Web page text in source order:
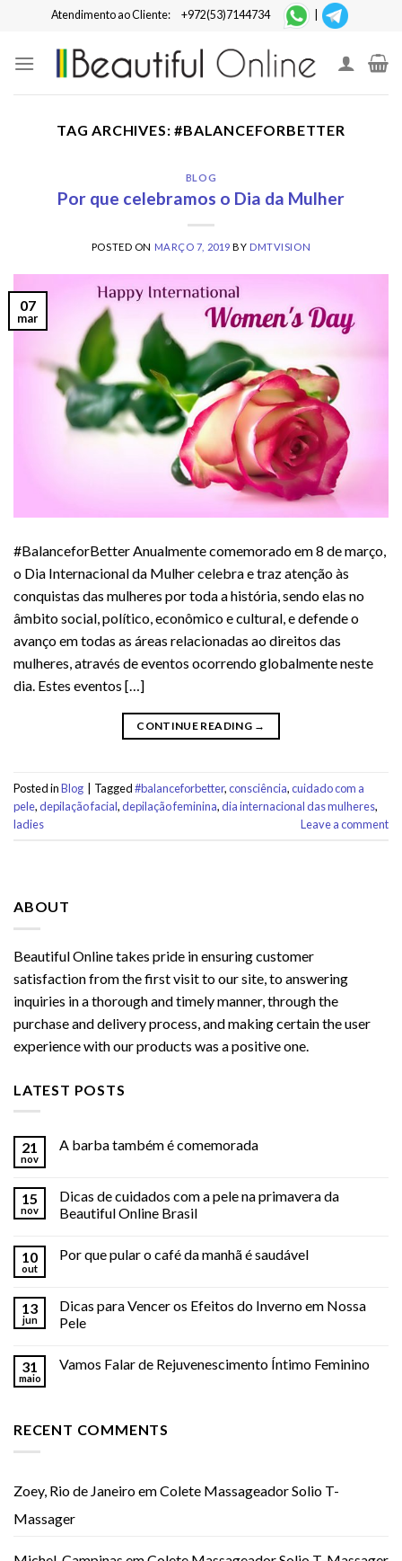
content
Atendimento ao Cliente: +972(53)7144734
TAG ARCHIVES:#BALANCEFORBETTER
BLOG
Por que celebramos o Dia da Mulher
POSTED ON MARÇO 7, 2019 BY DMTVISION
07
mar
#BalanceforBetter Anualmente comemorado em 8 de março,
o Dia Internacional da Mulher celebra e traz atenção às
conquistas das mulheres por toda a história, sendo elas no
âmbito social, político, econômico e cultural, e defende o
avanço em todas as áreas relacionadas ao direitos das
mulheres, através de eventos ocorrendo globalmente neste
dia. Estes eventos […]
CONTINUE READING →
Posted inBlog Tagged#balanceforbetter,consciência,cuidado com a
pele,depilação facial,depilação feminina,dia internacional das mulheres,
ladies
Leave a comment
ABOUT
Beautiful Online takes pride in ensuring customer
satisfaction from the first visit to our site, to answering
inquiries in a thorough and timely manner, through the
purchase and delivery process, and making certain the user
experience with our products was a positive one.
LATEST POSTS
21
nov
A barba também é comemorada
15
nov
Dicas de cuidados com a pele na primavera da
Beautiful Online Brasil
10
out
Por que pular o café da manhã é saudável
13
jun
Dicas para Vencer os Efeitos do Inverno em Nossa
Pele
31
maio
Vamos Falar de Rejuvenescimento Íntimo Feminino
RECENT COMMENTS
Zoey, Rio de JaneiroemColete Massageador Solio T-
Massager